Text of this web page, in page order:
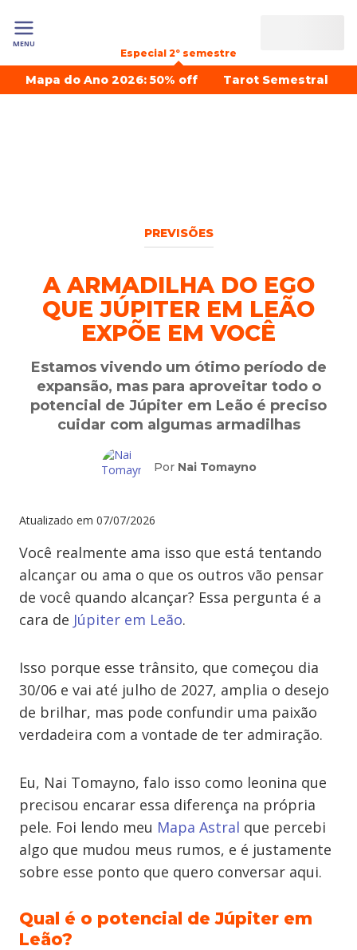
MENU
Especial 2º semestre
Mapa do Ano 2026: 50% off Tarot Semestral
PREVISÕES
A ARMADILHA DO EGO
QUE JÚPITER EM LEÃO
EXPÕE EM VOCÊ
Estamos vivendo um ótimo período de
expansão, mas para aproveitar todo o
potencial de Júpiter em Leão é preciso
cuidar com algumas armadilhas
Por Nai Tomayno
Atualizado em 07/07/2026
Você realmente ama isso que está tentando
alcançar ou ama o que os outros vão pensar
de você quando alcançar? Essa pergunta é a
cara de Júpiter em Leão.
Isso porque esse trânsito, que começou dia
30/06 e vai até julho de 2027, amplia o desejo
de brilhar, mas pode confundir uma paixão
verdadeira com a vontade de ter admiração.
Eu, Nai Tomayno, falo isso como leonina que
precisou encarar essa diferença na própria
pele. Foi lendo meu Mapa Astral que percebi
algo que mudou meus rumos, e é justamente
sobre esse ponto que quero conversar aqui.
Qual é o potencial de Júpiter em
Leão?